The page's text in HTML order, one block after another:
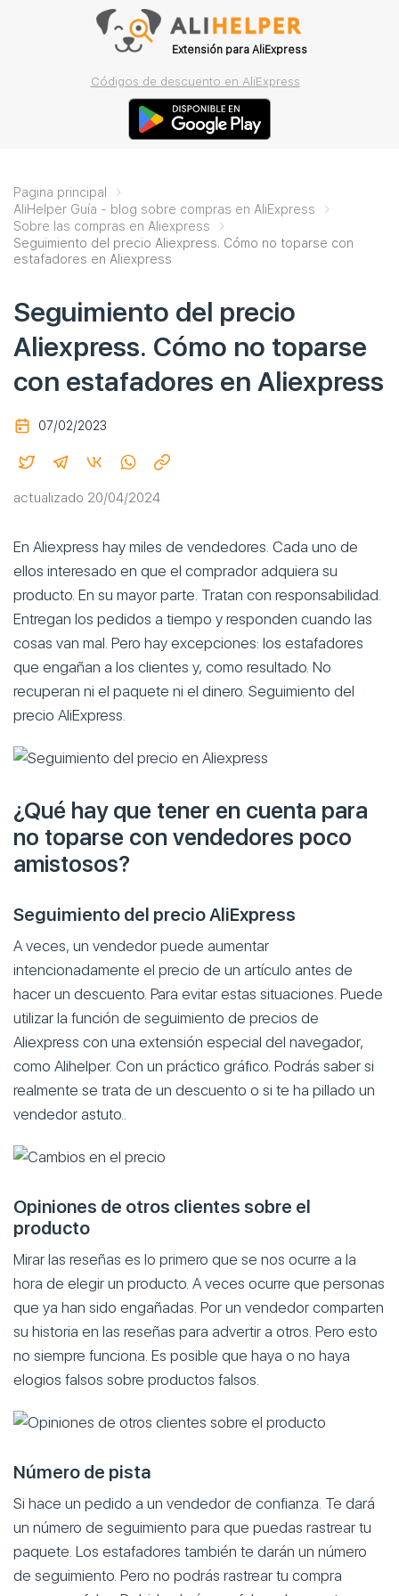
Extensión para AliExpress
Códigos de descuento en AliExpress
Pagina principal
AliHelper Guía - blog sobre compras en AliExpress
Sobre las compras en Aliexpress
Seguimiento del precio Aliexpress. Cómo no toparse con
estafadores en Aliexpress
Seguimiento del precio
Aliexpress. Cómo no toparse
con estafadores en Aliexpress
07/02/2023
actualizado 20/04/2024
En Aliexpress hay miles de vendedores. Cada uno de
ellos interesado en que el comprador adquiera su
producto. En su mayor parte. Tratan con responsabilidad.
Entregan los pedidos a tiempo y responden cuando las
cosas van mal. Pero hay excepciones: los estafadores
que engañan a los clientes y, como resultado. No
recuperan ni el paquete ni el dinero. Seguimiento del
precio AliExpress.
¿Qué hay que tener en cuenta para
no toparse con vendedores poco
amistosos?
Seguimiento del precio AliExpress
A veces, un vendedor puede aumentar
intencionadamente el precio de un artículo antes de
hacer un descuento. Para evitar estas situaciones. Puede
utilizar la función de seguimiento de precios de
Aliexpress con una extensión especial del navegador,
como Alihelper. Con un práctico gráfico. Podrás saber si
realmente se trata de un descuento o si te ha pillado un
vendedor astuto..
Opiniones de otros clientes sobre el
producto
Mirar las reseñas es lo primero que se nos ocurre a la
hora de elegir un producto. A veces ocurre que personas
que ya han sido engañadas. Por un vendedor comparten
su historia en las reseñas para advertir a otros. Pero esto
no siempre funciona. Es posible que haya o no haya
elogios falsos sobre productos falsos.
Número de pista
Si hace un pedido a un vendedor de confianza. Te dará
un número de seguimiento para que puedas rastrear tu
paquete. Los estafadores también te darán un número
de seguimiento. Pero no podrás rastrear tu compra